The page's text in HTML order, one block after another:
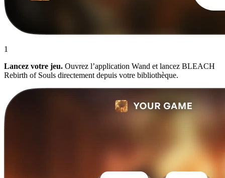
1
Lancez votre jeu. Ouvrez l’application Wand et lancez BLEACH
Rebirth of Souls directement depuis votre bibliothèque.